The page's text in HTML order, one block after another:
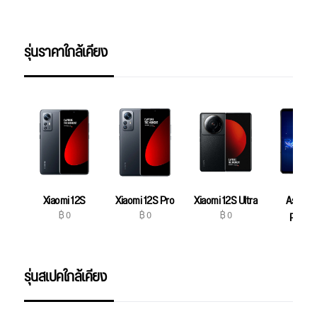
รุ่นราคาใกล้เคียง
Xiaomi 12S
฿ 0
Xiaomi 12S Pro
฿ 0
Xiaomi 12S Ultra
฿ 0
Asus
รุ่นสเปคใกล้เคียง